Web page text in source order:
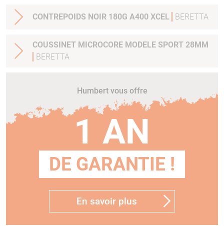
CONTREPOIDS NOIR 180G A400 XCEL BERETTA
COUSSINET MICROCORE MODELE SPORT 28MM
BERETTA
Humbert vous offre
1 AN
DE GARANTIE !
En savoir plus